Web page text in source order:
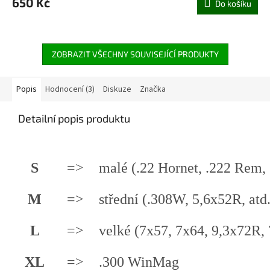
Do košíku
ZOBRAZIT VŠECHNY SOUVISEJÍCÍ PRODUKTY
Popis Hodnocení (3) Diskuze Značka
Detailní popis produktu
S =>
malé (.22 Hornet, .222
M
=>
střední (.308W, 5,6x52R,
L
=>
velké (7x57, 7x64,
XL
=>
.300 WinMag